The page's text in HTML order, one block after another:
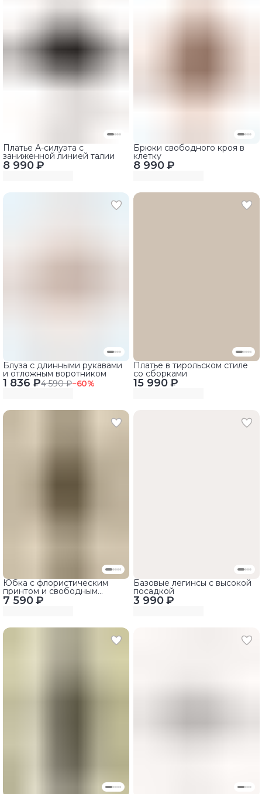
8 990 ₽
Платье А-силуэта с
заниженной линией талии
8 990 ₽
Брюки свободного кроя в
клетку
1 836 ₽4 590 ₽−60%
Блуза с длинными рукавами
и отложным воротником
15 990 ₽
Платье в тирольском стиле
со сборками
7 590 ₽
Юбка с флористическим
принтом и свободным
силуэтом 3 990 ₽
Базовые легинсы с высокой
посадкой